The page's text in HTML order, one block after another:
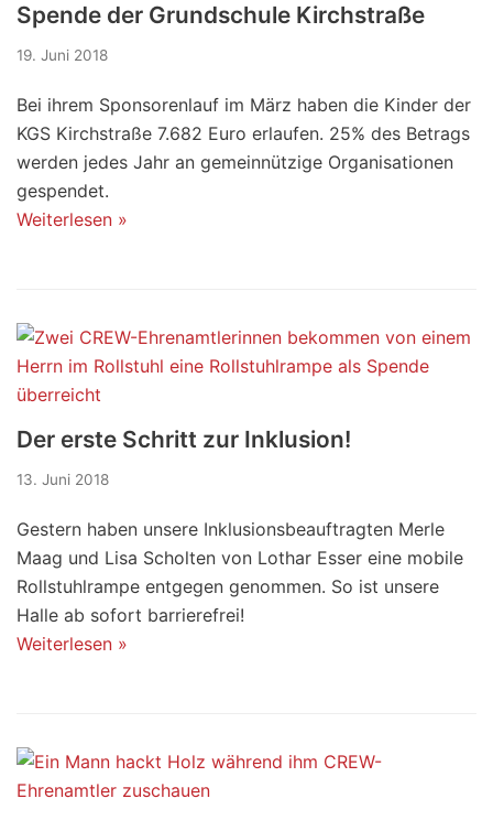
Spende der Grundschule Kirchstraße
19. Juni 2018
Bei ihrem Sponsorenlauf im März haben die Kinder der
KGS Kirchstraße 7.682 Euro erlaufen. 25% des Betrags
werden jedes Jahr an gemeinnützige Organisationen
gespendet.
Weiterlesen »
Der erste Schritt zur Inklusion!
13. Juni 2018
Gestern haben unsere Inklusionsbeauftragten Merle
Maag und Lisa Scholten von Lothar Esser eine mobile
Rollstuhlrampe entgegen genommen. So ist unsere
Halle ab sofort barrierefrei!
Weiterlesen »